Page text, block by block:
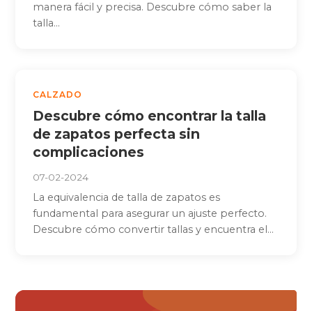
manera fácil y precisa. Descubre cómo saber la
talla...
CALZADO
Descubre cómo encontrar la talla
de zapatos perfecta sin
complicaciones
07-02-2024
La equivalencia de talla de zapatos es
fundamental para asegurar un ajuste perfecto.
Descubre cómo convertir tallas y encuentra el...
Paginación
« Anterior